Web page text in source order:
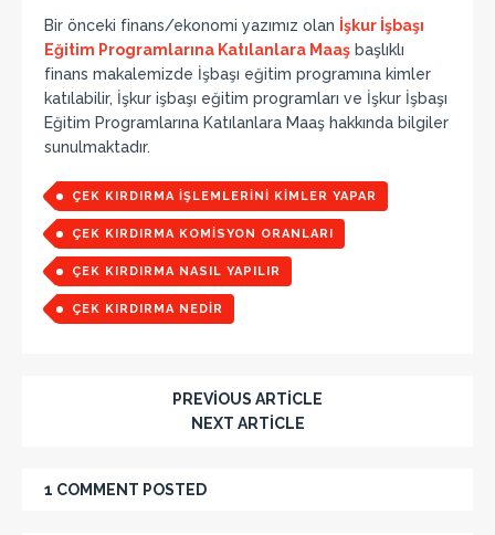
Bir önceki finans/ekonomi yazımız olan İşkur İşbaşı
Eğitim Programlarına Katılanlara Maaş başlıklı
finans makalemizde İşbaşı eğitim programına kimler
katılabilir, İşkur işbaşı eğitim programları ve İşkur İşbaşı
Eğitim Programlarına Katılanlara Maaş hakkında bilgiler
sunulmaktadır.
ÇEK KIRDIRMA IŞLEMLERINI KIMLER YAPAR
ÇEK KIRDIRMA KOMISYON ORANLARI
ÇEK KIRDIRMA NASIL YAPILIR
ÇEK KIRDIRMA NEDIR
PREVIOUS ARTICLE
NEXT ARTICLE
1 COMMENT POSTED